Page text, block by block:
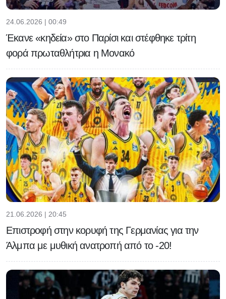
24.06.2026 | 00:49
Έκανε «κηδεία» στο Παρίσι και στέφθηκε τρίτη
φορά πρωταθλήτρια η Μονακό
21.06.2026 | 20:45
Επιστροφή στην κορυφή της Γερμανίας για την
Άλμπα με μυθική ανατροπή από το -20!